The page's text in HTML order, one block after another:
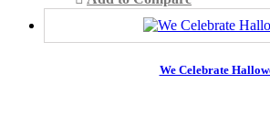
We Celebrate